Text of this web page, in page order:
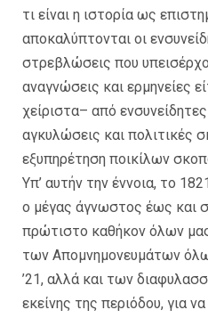
τι είναι η ιστορία ως
αποκαλύπτονται οι
στρεβλώσεις που
αναγνώσεις και ερμηνείες
χείριστα– από
αγκυλώσεις και πολιτικές
εξυπηρέτηση ποικίλων
Υπ’ αυτήν την έννοια, το
ο μέγας άγνωστος έως και
πρώτιστο καθήκον όλων
των Απομνημονευμάτων
’21, αλλά και των
εκείνης της περιόδου, για